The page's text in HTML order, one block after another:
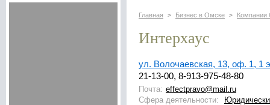
Главная > Бизнес в Омске > Компании
Интерхаус
ул. Волочаевская, 13, оф. 1, 1
21-13-00, 8-913-975-48-80
Почта: effectpravo@mail.ru
Сфера деятельности: